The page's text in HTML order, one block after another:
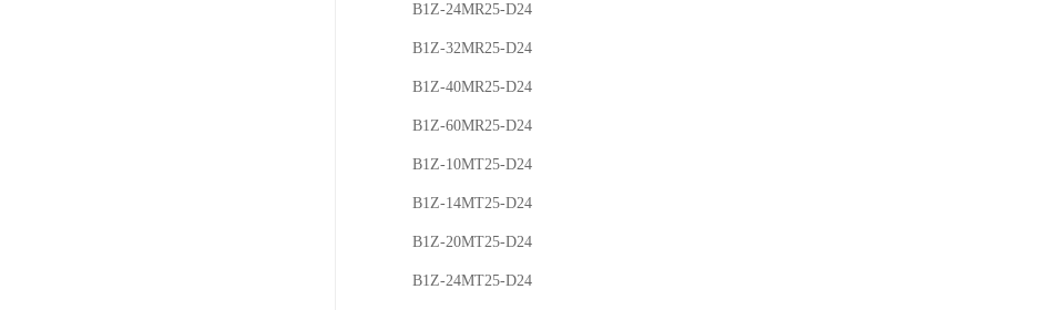
B1Z-24MR25-D24
B1Z-32MR25-D24
B1Z-40MR25-D24
B1Z-60MR25-D24
B1Z-10MT25-D24
B1Z-14MT25-D24
B1Z-20MT25-D24
B1Z-24MT25-D24